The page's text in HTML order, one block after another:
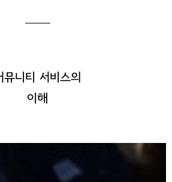
뮤니티 서비스의
이해